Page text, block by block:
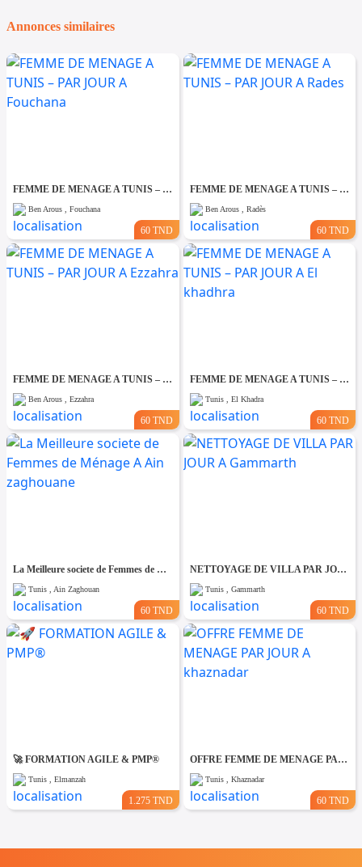
Annonces similaires
FEMME DE MENAGE A TUNIS – PAR JOUR A Fouchana
Ben Arous , Fouchana
60 TND
FEMME DE MENAGE A TUNIS – PAR JOUR A Rades
Ben Arous , Radès
60 TND
FEMME DE MENAGE A TUNIS – PAR JOUR A Ezzahra
Ben Arous , Ezzahra
60 TND
FEMME DE MENAGE A TUNIS – PAR JOUR A El khadhra
Tunis , El Khadra
60 TND
La Meilleure societe de Femmes de Ménage A Ain zaghouane
Tunis , Ain Zaghouan
60 TND
NETTOYAGE DE VILLA PAR JOUR A Gammarth
Tunis , Gammarth
60 TND
🚀 FORMATION AGILE & PMP®
Tunis , Elmanzah
1.275 TND
OFFRE FEMME DE MENAGE PAR JOUR A khaznadar
Tunis , Khaznadar
60 TND